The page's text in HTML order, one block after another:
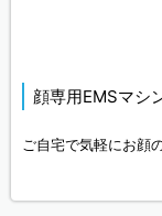
顔専用EMSマシ
ご自宅で気軽にお顔